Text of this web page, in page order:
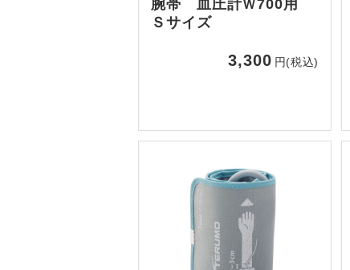
腕帯 血圧計Ｗ700用
Ｓサイズ
3,300 円(税込)